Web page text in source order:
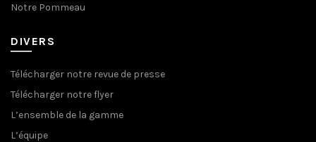
Notre Pommeau
DIVERS
Télécharger notre revue de presse
Télécharger notre flyer
L’ensemble de la gamme
L’équipe